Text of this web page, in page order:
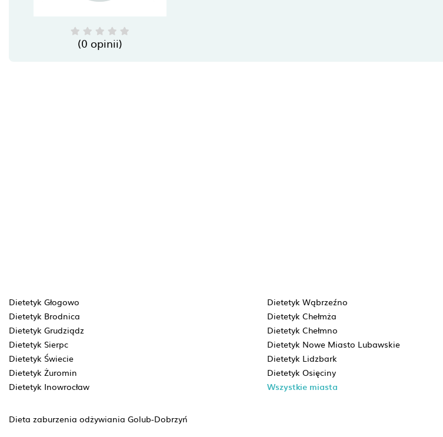
(0 opinii)
Dietetyk Głogowo Dietetyk Wąbrzeźno
Dietetyk Brodnica
Dietetyk Chełmża
Dietetyk Grudziądz
Dietetyk Chełmno
Dietetyk Sierpc
Dietetyk Nowe Miasto Lubawskie
Dietetyk Świecie
Dietetyk Lidzbark
Dietetyk Żuromin
Dietetyk Osięciny
Dietetyk Inowrocław
Wszystkie miasta
Dieta zaburzenia odżywiania Golub-Dobrzyń